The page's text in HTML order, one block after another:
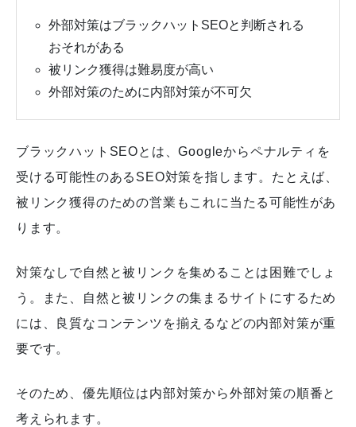
外部対策はブラックハットSEOと判断される
おそれがある
被リンク獲得は難易度が高い
外部対策のために内部対策が不可欠
ブラックハットSEOとは、Googleからペナルティを
受ける可能性のあるSEO対策を指します。たとえば、
被リンク獲得のための営業もこれに当たる可能性があ
ります。
対策なしで自然と被リンクを集めることは困難でしょ
う。また、自然と被リンクの集まるサイトにするため
には、良質なコンテンツを揃えるなどの内部対策が重
要です。
そのため、優先順位は内部対策から外部対策の順番と
考えられます。